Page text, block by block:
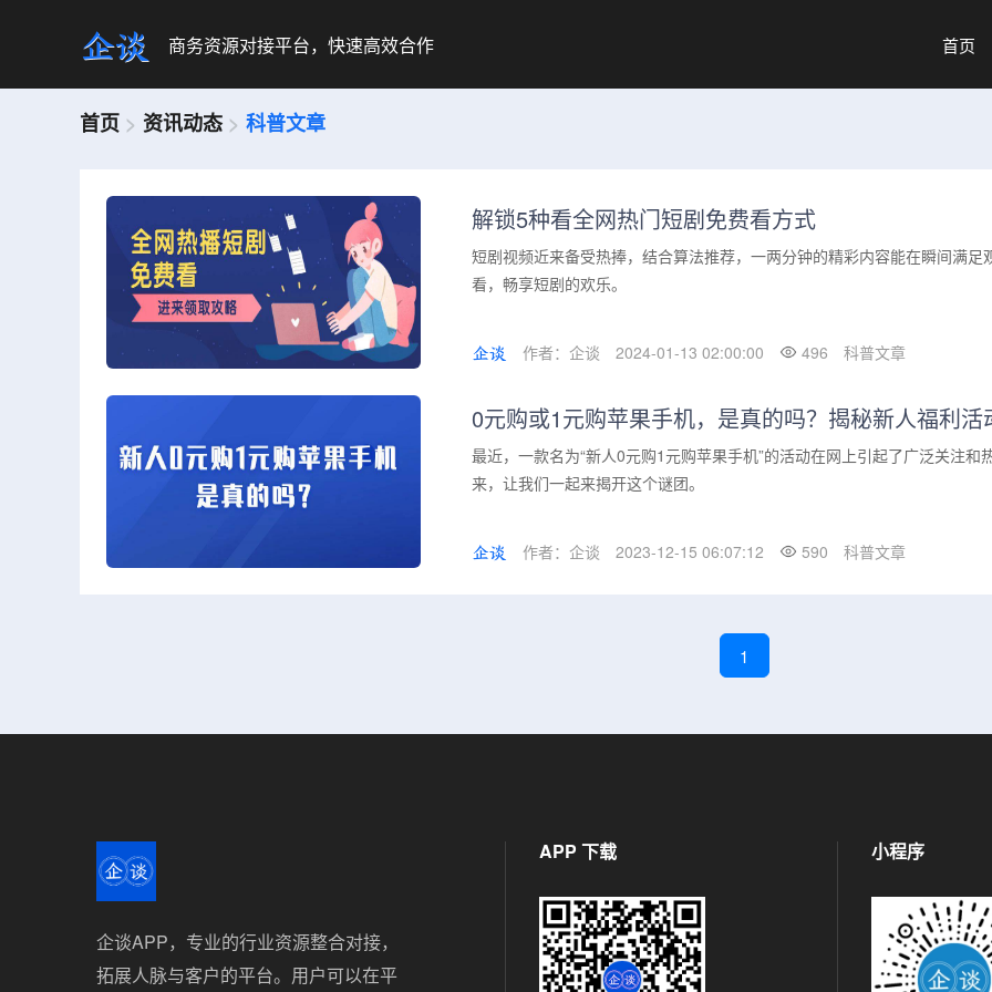
商务资源对接平台，快速高效合作 首页
首页 > 资讯动态 > 科普文章
解锁5种看全网热门短剧免费看方式
短剧视频近来备受热捧，结合算法推荐，一两分钟的精彩内容能在瞬间满
看，畅享短剧的欢乐。
作者：企谈 2024-01-13 02:00:00 496 科普文章
0元购或1元购苹果手机，是真的吗？揭秘新人福利活
最近，一款名为“新人0元购1元购苹果手机”的活动在网上引起了广泛关注
来，让我们一起来揭开这个谜团。
作者：企谈 2023-12-15 06:07:12 590 科普文章
1
企谈APP，专业的行业资源整合对接，
拓展人脉与客户的平台。用户可以在平
APP 下载 小程序